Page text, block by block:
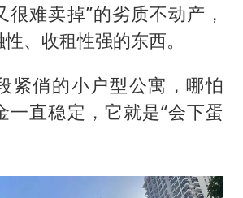
很难卖掉”的劣质不动产，
、收租性强的东西。
紧俏的小户型公寓，哪怕
一直稳定，它就是“会下蛋